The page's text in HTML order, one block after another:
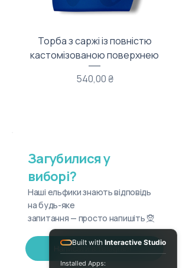
Торба з саржі із повністю
кастомізованою поверхнею
Ціна
540,00 ₴
Загубилися у
виборі?
Наші ельфики знають відповідь
на будь-яке
запитання — просто напишіть 🧝
Написати в Telegram
Built with Interactive Studio
Installed Apps: